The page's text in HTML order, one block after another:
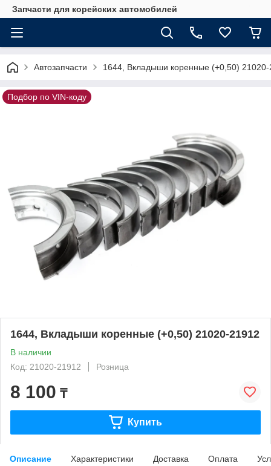
Запчасти для корейских автомобилей
Автозапчасти 1644, Вкладыши коренные (+0,50) 21020-
Подбор по VIN-коду
1644, Вкладыши коренные (+0,50) 21020-21912
В наличии
Код: 21020-21912
Розница
8 100 ₸
Купить
Описание Характеристики Доставка Оплата